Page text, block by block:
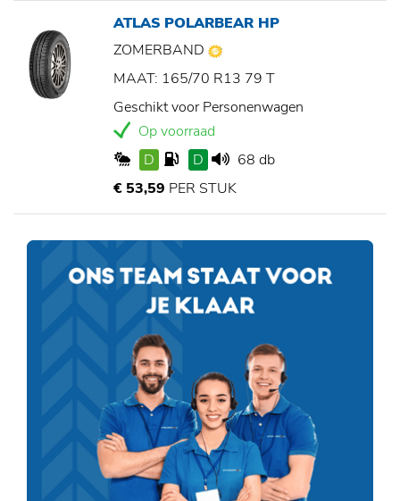
ATLAS POLARBEAR HP
ZOMERBAND
MAAT: 165/70 R13 79 T
Geschikt voor Personenwagen
Op voorraad
D
D
68 db
€ 53,59 PER STUK